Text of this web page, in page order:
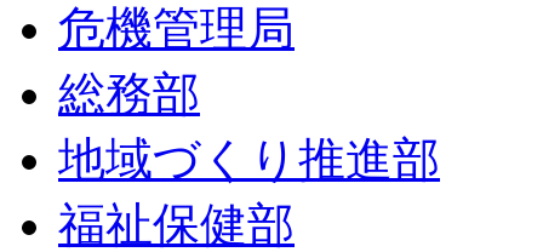
危機管理局
総務部
地域づくり推進部
福祉保健部